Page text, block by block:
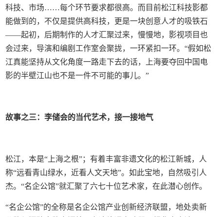
科技、市场……每个环节要求都很高。而目前松江科技影都
能做到的，不仅是提供高科技，更是一块创意人才的吸铁石
——起初，后期制作的人才汇聚过来，慢慢地，影视项目也
会过来，导演和编剧工作室会聚拢，一环紧扣一环。“假如松
江真能坚持从文化角度一路走下去的话，上海要夺回中国电
影的半壁江山也不是一件不可能的事儿。”
故事之三：李储会的当代艺术，接一接地气
松江，本是“上海之根”；有着丰富非遗文化的松江新城，人
称“远看青山绿水，近看人文天地”。如此宝地，自然吸引人
杰。“名企公馆”就汇聚了六七十位艺术家，在此潜心创作。
“名企公馆”的全称是名企公馆产业创新经济联盟，地处卖新